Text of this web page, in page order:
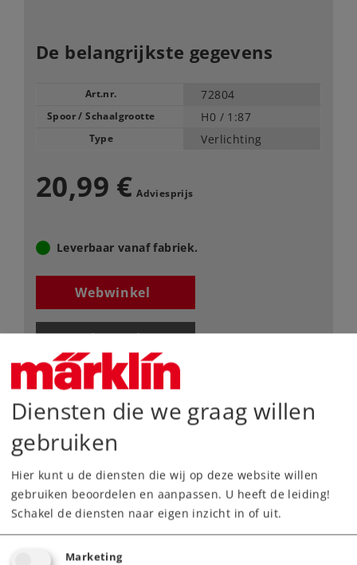
De belangrijkste gegevens
Art.nr. 72804
Spoor / Schaalgrootte H0 / 1:87
Type Verlichting
20,99 € Adviesprijs
Leverbaar vanaf fabriek.
Webwinkel
Dealer zoeken
Downloads
Highlights
Diensten die we graag willen
gebruiken
Hier kunt u de diensten die wij op deze website willen
gebruiken beoordelen en aanpassen. U heeft de leiding!
Schakel de diensten naar eigen inzicht in of uit.
Marketing